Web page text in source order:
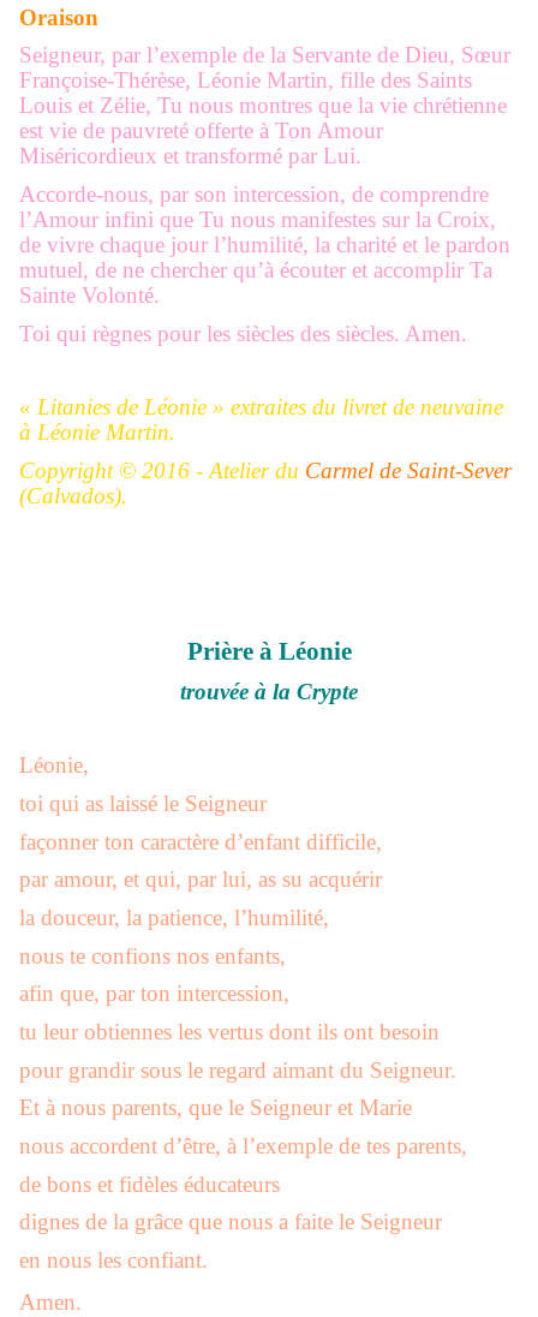
Oraison
Seigneur, par l’exemple de la Servante de Dieu, Sœur
Françoise-Thérèse, Léonie Martin, fille des Saints
Louis et Zélie, Tu nous montres que la vie chrétienne
est vie de pauvreté offerte à Ton Amour
Miséricordieux et transformé par Lui.
Accorde-nous, par son intercession, de comprendre
l’Amour infini que Tu nous manifestes sur la Croix,
de vivre chaque jour l’humilité, la charité et le pardon
mutuel, de ne chercher qu’à écouter et accomplir Ta
Sainte Volonté.
Toi qui règnes pour les siècles des siècles. Amen.
« Litanies de Léonie » extraites du livret de neuvaine
à Léonie Martin.
Copyright © 2016 - Atelier du Carmel de Saint-Sever
(Calvados).
Prière à Léonie
trouvée à la Crypte
Léonie,
toi qui as laissé le Seigneur
façonner ton caractère d’enfant difficile,
par amour, et qui, par lui, as su acquérir
la douceur, la patience, l’humilité,
nous te confions nos enfants,
afin que, par ton intercession,
tu leur obtiennes les vertus dont ils ont besoin
pour grandir sous le regard aimant du Seigneur.
Et à nous parents, que le Seigneur et Marie
nous accordent d’être, à l’exemple de tes parents,
de bons et fidèles éducateurs
dignes de la grâce que nous a faite le Seigneur
en nous les confiant.
Amen.